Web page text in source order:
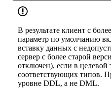
В результате клиент с
параметр по умолчанию
вставку данных с
сервер с более старой
отключен), если в целевой
соответствующих типов.
уровне DDL, а не DML.